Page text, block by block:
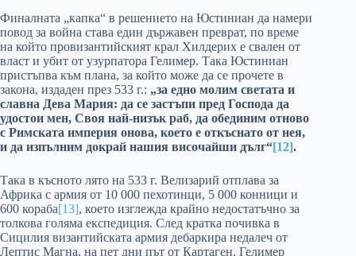
Финалната „капка“ в решението на Юстиниан да намери
повод за война става един държавен преврат, по време
на който провизантийският крал Хилдерих е свален от
власт и убит от узурпатора Гелимер. Така Юстиниан
пристъпва към плана, за който може да се прочете в
закона, издаден през 533 г.: „за едно молим светата и
славна Дева Мария: да се застъпи пред Господа да
удостои мен, Своя най-низък раб, да обединим отново
с Римската империя онова, което е откъснато от нея,
и да изпълним докрай нашия височайши дълг“[12].
Така в късното лято на 533 г. Велизарий отплава за
Африка с армия от 10 000 пехотинци, 5 000 конници и
600 кораба[13], което изглежда крайно недостатъчно за
толкова голяма експедиция. След кратка почивка в
Сицилия византийската армия дебаркира недалеч от
Лептис Магна, на пет дни път от Картаген. Гелимер